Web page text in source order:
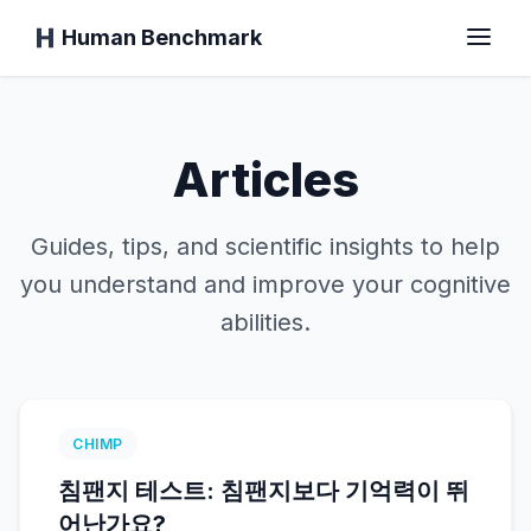
Human Benchmark
반응 시간
시각 기억
Articles
Guides, tips, and scientific insights to help
you understand and improve your cognitive
abilities.
CHIMP
침팬지 테스트: 침팬지보다 기억력이 뛰
어난가요?